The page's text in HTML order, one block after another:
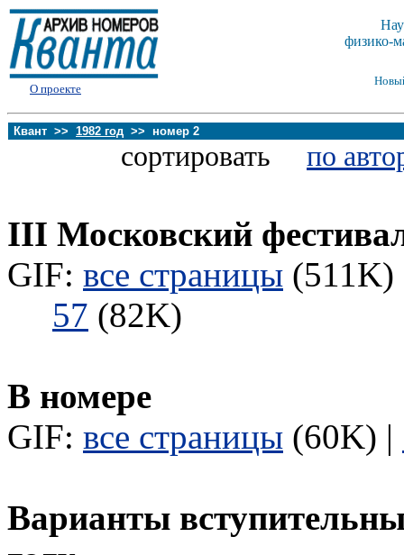
О проекте
физико-
Квант >> 1982 год >> номер 2
сортировать по
III Московский
GIF: все страницы
57 (82K)
В номере
GIF: все страницы (60K) |
Варианты